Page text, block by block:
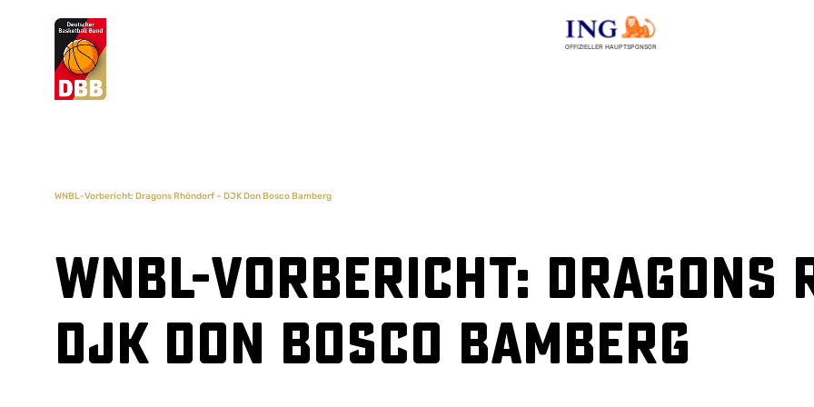
OFFIZIELLER HAUPTSPONSOR
Suchvorschläge
WNBL-Vorbericht: Dragons Rhöndorf – DJK Don Bosco Bamberg
WNBL-Vorbericht: Dragons
DJK Don Bosco Bamberg